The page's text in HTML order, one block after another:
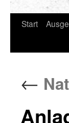
Start
←